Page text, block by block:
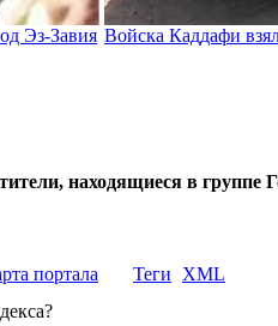
Эз-Завия Войска Каддафи
находящиеся в группе
портала Теги
XML